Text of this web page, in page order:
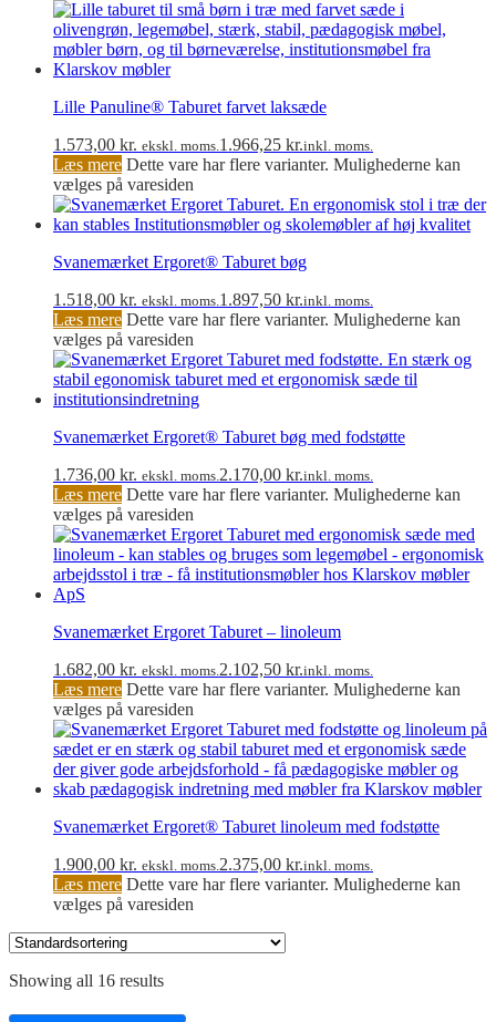
Lille Panuline® Taburet farvet laksæde
1.573,00 kr. ekskl. moms. 1.966,25 kr.inkl. moms.
Læs mere Dette vare har flere varianter. Mulighederne kan
vælges på varesiden
Svanemærket Ergoret® Taburet bøg
1.518,00 kr. ekskl. moms. 1.897,50 kr.inkl. moms.
Læs mere Dette vare har flere varianter. Mulighederne kan
vælges på varesiden
Svanemærket Ergoret® Taburet bøg med fodstøtte
1.736,00 kr. ekskl. moms. 2.170,00 kr.inkl. moms.
Læs mere Dette vare har flere varianter. Mulighederne kan
vælges på varesiden
Svanemærket Ergoret Taburet – linoleum
1.682,00 kr. ekskl. moms. 2.102,50 kr.inkl. moms.
Læs mere Dette vare har flere varianter. Mulighederne kan
vælges på varesiden
Svanemærket Ergoret® Taburet linoleum med fodstøtte
1.900,00 kr. ekskl. moms. 2.375,00 kr.inkl. moms.
Læs mere Dette vare har flere varianter. Mulighederne kan
vælges på varesiden
Showing all 16 results